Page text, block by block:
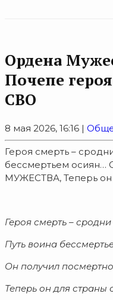
Ордена
Почепе
СВО
8 мая 2026, 16:16 |
Героя смерть –
бессмертьем осиян…
МУЖЕСТВА, Теперь он
Героя смерть –
Путь воина
Он получил
Теперь он для страны